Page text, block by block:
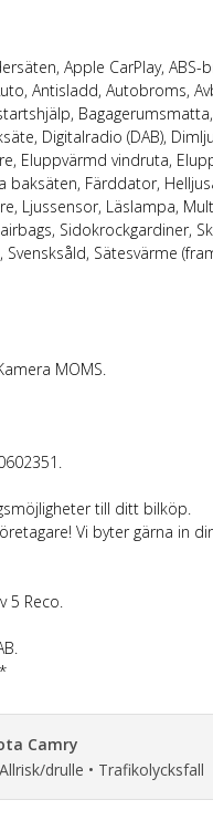
Apple CarPlay, ABS-
Antisladd, Autobroms,
Digitalradio (DAB),
Eluppvärmd vindruta,
Färddator,
Ljussensor, Läslampa,
Sidokrockgardiner,
Sätesvärme
MOMS.
till ditt bilköp.
Vi byter gärna in
5 Reco.
Camry
drulle • Trafikolycksfall